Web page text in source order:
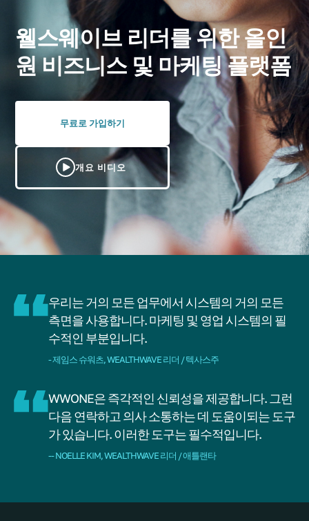
웰스웨이브 리더를 위한 올인
원 비즈니스 및 마케팅 플랫폼
무료로 가입하기
개요 비디오
우리는 거의 모든 업무에서 시스템의 거의 모든
측면을 사용합니다. 마케팅 및 영업 시스템의 필
수적인 부분입니다.
- 제임스 슈워츠, WEALTHWAVE 리더 / 텍사스주
WWONE은 즉각적인 신뢰성을 제공합니다. 그런
다음 연락하고 의사 소통하는 데 도움이되는 도구
가 있습니다. 이러한 도구는 필수적입니다.
-- NOELLE KIM, WEALTHWAVE 리더 / 애틀랜타